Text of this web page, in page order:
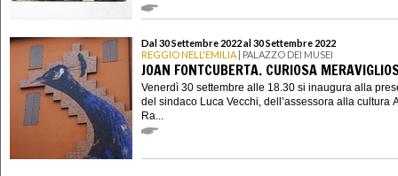
Dal 30 Settembre 2022 al 30 Settembre 2022
REGGIO NELL'EMILIA | PALAZZO DEI MUSEI
JOAN FONTCUBERTA. CURIOSA
Venerdì 30 settembre alle 18.30 si inaugura alla
del sindaco Luca Vecchi, dell’assessora alla cultura
Ra...